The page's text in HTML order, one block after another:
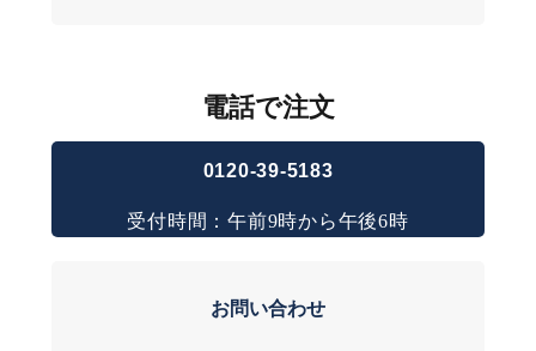
電話で注文
0120-39-5183
受付時間：午前9時から午後6時
お問い合わせ